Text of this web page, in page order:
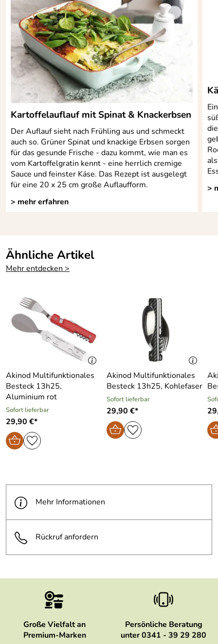
Die Serie „13H25“ von Akinod wurde nach der Tageszeit
benannt, zu der das Besteck am meisten verwendet wird.
Das Multifunktionsbesteck erfüllt alle Bedürfnisse im
Handumdrehen. Dank leistungsstarker Magnete im Griff
lassen sich die einzelnen Teile leicht ab- und anbringen.
Komfort für Ihre Picknicks und unterwegs!
Hersteller: Koriolis GmbH, Haller Straße 1, 74541
Vellberg, contact@akinod.de
Gewicht:
0,15 kg
Farbe:
Hochglanz
Serie:
13H25
Material:
2CR14 + Griff aus transparenter
Polymer (PC)
Spülmaschinen
geeignet:
Ja
Backofengeeig
net:
Nein
Mikrowellenfes
t:
Nein
Geeignet für
Induktion:
Nein
Kartoffelauflauf mit Spinat & Knackerbsen
Der Auflauf sieht nach Frühling aus und schmeckt
auch so. Grüner Spinat und knackige Erbsen sorgen
für das gesunde Frische - dazu kommt, wie man es
vom Kartoffelgratin kennt - eine herrlich cremige
Sauce und feinster Käse. Das Rezept ist ausgelegt
für eine 20 x 25 cm große Auflaufform.
> mehr erfahren
>
Ähnliche Artikel
Mehr entdecken >
Akinod Multifunktionales
Besteck 13h25,
Aluminium rot
Sofort lieferbar
29,90 €*
Akinod Multifunktionales
Besteck 13h25, Kohlefaser
Sofort lieferbar
29,90 €*
Mehr Informationen
Rückruf anfordern
Große Vielfalt an
Premium-Marken
Persönliche Beratung
unter 0341 - 39 29 280